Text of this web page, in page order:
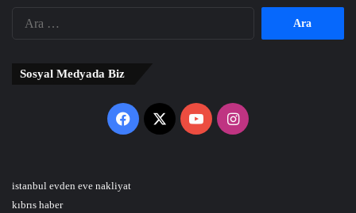
Sosyal Medyada Biz
Facebook
X YouTubeInstagram
istanbul evden eve nakliyat
kıbrıs haber